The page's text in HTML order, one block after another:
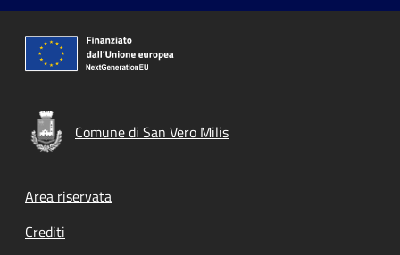
Comune di San Vero Milis
Footer menu
Area riservata
Crediti